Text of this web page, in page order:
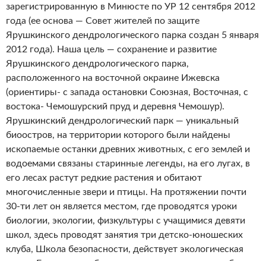
зарегистрированную в Минюсте по УР 12 сентября 2012
года (ее основа — Совет жителей по защите
Ярушкинского дендрологического парка создан 5 января
2012 года). Наша цель — сохранение и развитие
Ярушкинского дендрологического парка,
расположенного на восточной окраине Ижевска
(ориентиры- с запада остановки Союзная, Восточная, с
востока- Чемошурский пруд и деревня Чемошур).
Ярушкинский дендрологический парк — уникальный
биоостров, на территории которого были найдены
ископаемые останки древних животных, с его землей и
водоемами связаны старинные легенды, на его лугах, в
его лесах растут редкие растения и обитают
многочисленные звери и птицы. На протяжении почти
30-ти лет он является местом, где проводятся уроки
биологии, экологии, физкультуры с учащимися девяти
школ, здесь проводят занятия три детско-юношеских
клуба, Школа безопасности, действует экологическая